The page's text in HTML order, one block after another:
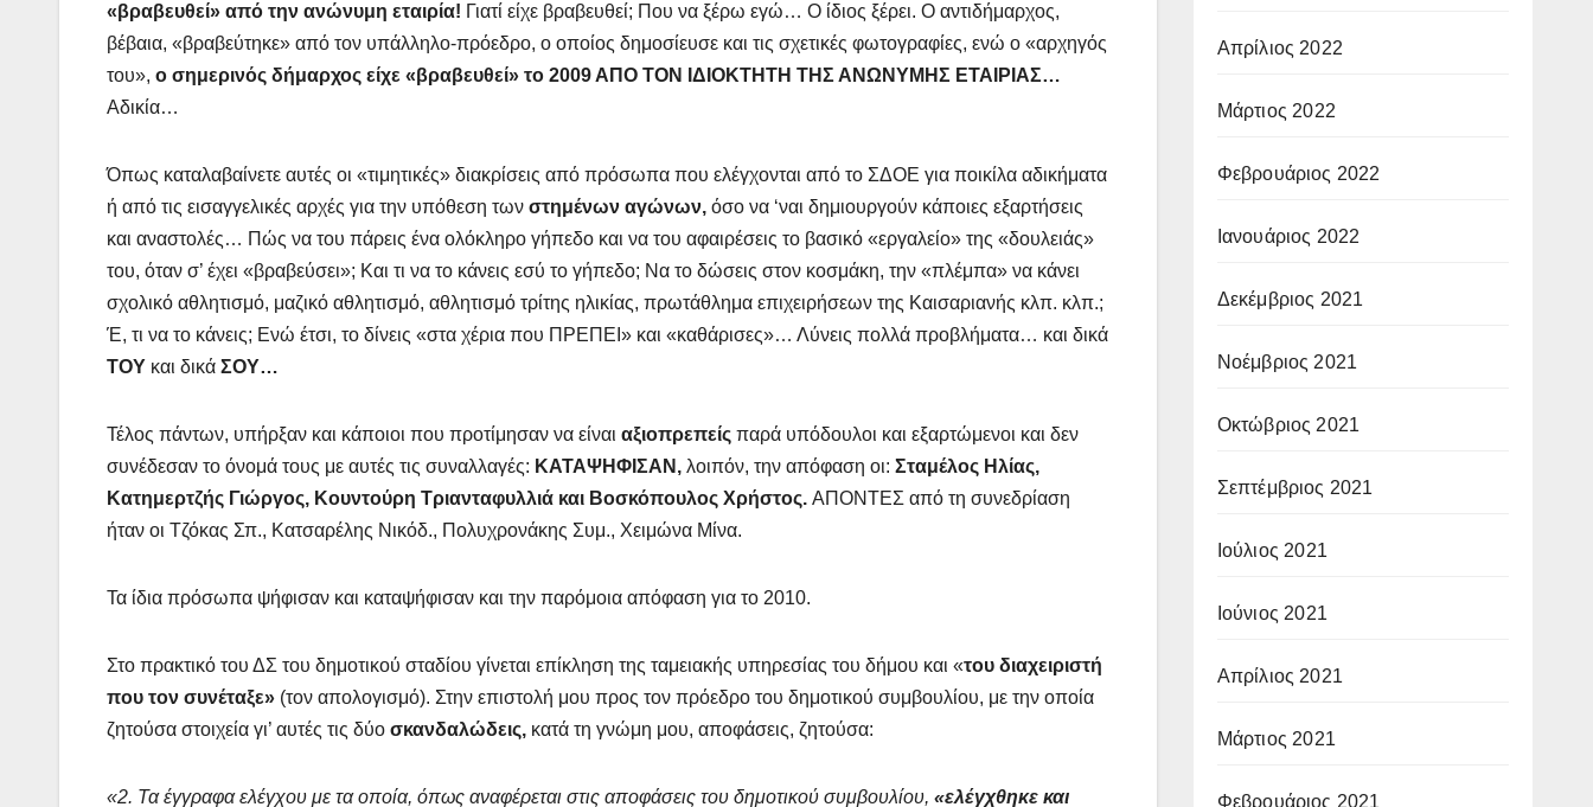
«βραβευθεί» από την ανώνυμη εταιρία! Γιατί είχε βραβευθεί; Που να ξέρω εγώ… Ο ίδιος ξέρει. Ο αντιδήμαρχος,
βέβαια, «βραβεύτηκε» από τον υπάλληλο-πρόεδρο, ο οποίος δημοσίευσε και τις σχετικές φωτογραφίες, ενώ ο «αρχηγός
του», ο σημερινός δήμαρχος είχε «βραβευθεί» το 2009 ΑΠΟ ΤΟΝ ΙΔΙΟΚΤΗΤΗ ΤΗΣ ΑΝΩΝΥΜΗΣ ΕΤΑΙΡΙΑΣ…
Αδικία…
Όπως καταλαβαίνετε αυτές οι «τιμητικές» διακρίσεις από πρόσωπα που ελέγχονται από το ΣΔΟΕ για ποικίλα αδικήματα
ή από τις εισαγγελικές αρχές για την υπόθεση των στημένων αγώνων, όσο να ‘ναι δημιουργούν κάποιες εξαρτήσεις
και αναστολές… Πώς να του πάρεις ένα ολόκληρο γήπεδο και να του αφαιρέσεις το βασικό «εργαλείο» της «δουλειάς»
του, όταν σ’ έχει «βραβεύσει»; Και τι να το κάνεις εσύ το γήπεδο; Να το δώσεις στον κοσμάκη, την «πλέμπα» να κάνει
σχολικό αθλητισμό, μαζικό αθλητισμό, αθλητισμό τρίτης ηλικίας, πρωτάθλημα επιχειρήσεων της Καισαριανής κλπ. κλπ.;
Έ, τι να το κάνεις; Ενώ έτσι, το δίνεις «στα χέρια που ΠΡΕΠΕΙ» και «καθάρισες»… Λύνεις πολλά προβλήματα… και δικά
ΤΟΥ και δικά ΣΟΥ…
Τέλος πάντων, υπήρξαν και κάποιοι που προτίμησαν να είναι αξιοπρεπείς παρά υπόδουλοι και εξαρτώμενοι και δεν
συνέδεσαν το όνομά τους με αυτές τις συναλλαγές: ΚΑΤΑΨΗΦΙΣΑΝ, λοιπόν, την απόφαση οι: Σταμέλος Ηλίας,
Κατημερτζής Γιώργος, Κουντούρη Τριανταφυλλιά και Βοσκόπουλος Χρήστος. ΑΠΟΝΤΕΣ από τη συνεδρίαση
ήταν οι Τζόκας Σπ., Κατσαρέλης Νικόδ., Πολυχρονάκης Συμ., Χειμώνα Μίνα.
Τα ίδια πρόσωπα ψήφισαν και καταψήφισαν και την παρόμοια απόφαση για το 2010.
Στο πρακτικό του ΔΣ του δημοτικού σταδίου γίνεται επίκληση της ταμειακής υπηρεσίας του δήμου και «του διαχειριστή
που τον συνέταξε» (τον απολογισμό). Στην επιστολή μου προς τον πρόεδρο του δημοτικού συμβουλίου, με την οποία
ζητούσα στοιχεία γι’ αυτές τις δύο σκανδαλώδεις, κατά τη γνώμη μου, αποφάσεις, ζητούσα:
«2. Τα έγγραφα ελέγχου με τα οποία, όπως αναφέρεται στις αποφάσεις του δημοτικού συμβουλίου, «ελέγχθηκε και
Απρίλιος 2022
Μάρτιος 2022
Φεβρουάριος 2022
Ιανουάριος 2022
Δεκέμβριος 2021
Νοέμβριος 2021
Οκτώβριος 2021
Σεπτέμβριος 2021
Ιούλιος 2021
Ιούνιος 2021
Απρίλιος 2021
Μάρτιος 2021
Φεβρουάριος 2021